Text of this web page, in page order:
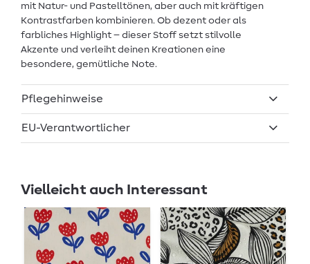
mit Natur- und Pastelltönen, aber auch mit kräftigen
Kontrastfarben kombinieren. Ob dezent oder als
farbliches Highlight – dieser Stoff setzt stilvolle
Akzente und verleiht deinen Kreationen eine
besondere, gemütliche Note.
Pflegehinweise
EU-Verantwortlicher
Vielleicht auch Interessant